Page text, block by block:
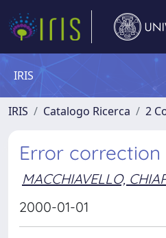
IRIS
IRIS Catalogo Ricerca 2
Error
MACCHIAVELLO,
2000-01-01